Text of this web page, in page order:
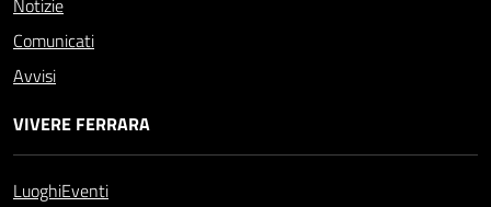
Notizie
Comunicati
Avvisi
VIVERE FERRARA
LuoghiEventi